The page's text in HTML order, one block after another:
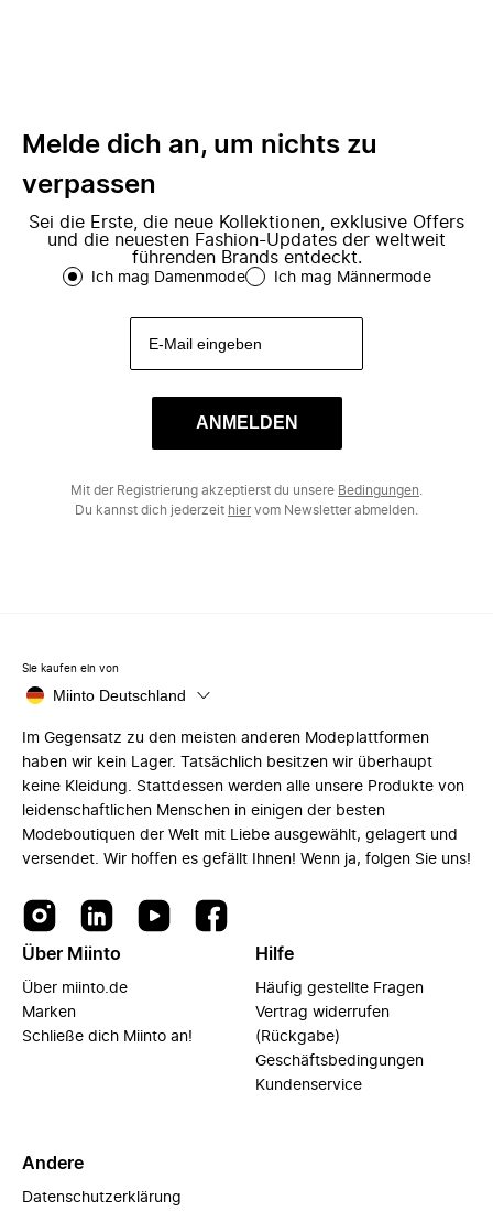
Melde dich an, um nichts zu
verpassen
Sei die Erste, die neue Kollektionen, exklusive Offers
und die neuesten Fashion-Updates der weltweit
führenden Brands entdeckt.
Ich mag Damenmode Ich mag Männermode
ANMELDEN
Mit der Registrierung akzeptierst du unsere Bedingungen
Du kannst dich jederzeit hiervom Newsletter abmelden.
Sie kaufen ein von
Miinto Deutschland
Im Gegensatz zu den meisten anderen Modeplattformen
haben wir kein Lager. Tatsächlich besitzen wir überhaupt
keine Kleidung. Stattdessen werden alle unsere Produkte von
leidenschaftlichen Menschen in einigen der besten
Modeboutiquen der Welt mit Liebe ausgewählt, gelagert und
versendet. Wir hoffen es gefällt Ihnen! Wenn ja, folgen Sie uns!
Über Miinto
Über miinto.de
Marken
Schließe dich Miinto an!
Hilfe
Häufig gestellte Fragen
Vertrag widerrufen
(Rückgabe)
Geschäftsbedingungen
Kundenservice
Andere
Datenschutzerklärung